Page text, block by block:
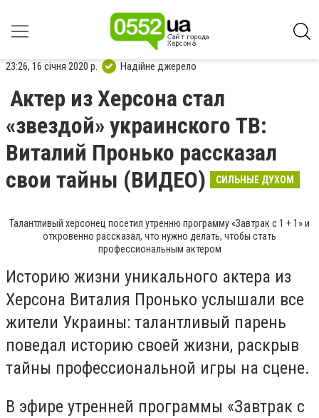
23:26, 16 січня 2020 р. Надійне джерело
Актер из Херсона стал
«звездой» украинского ТВ:
Виталий Пронько рассказал
свои тайны (ВИДЕО)
СИЛЬНЫЕ ДУХОМ
Талантливый херсонец посетил утренню программу «Завтрак с 1 + 1» и
откровенно рассказал, что нужно делать, чтобы стать
профессиональным актером
Историю жизни уникального актера из
Херсона Виталия Пронько услышали все
жители Украины: талантливый парень
поведал историю своей жизни, раскрыв
тайны профессиональной игры на сцене.
В эфире утренней программы «Завтрак с